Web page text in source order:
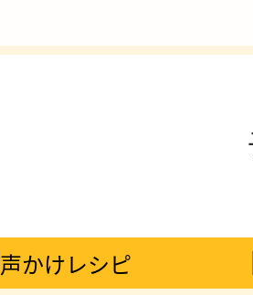
声かけレシピ